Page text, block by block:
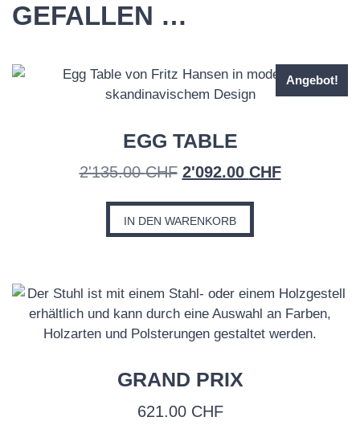
GEFALLEN …
Angebot!
EGG TABLE
2'135.00CHF Ursprünglicher
war:
2'135.00 CHF
2'092.00 CHFAktueller
IN DEN WARENKORB
GRAND PRIX
621.00 CHF